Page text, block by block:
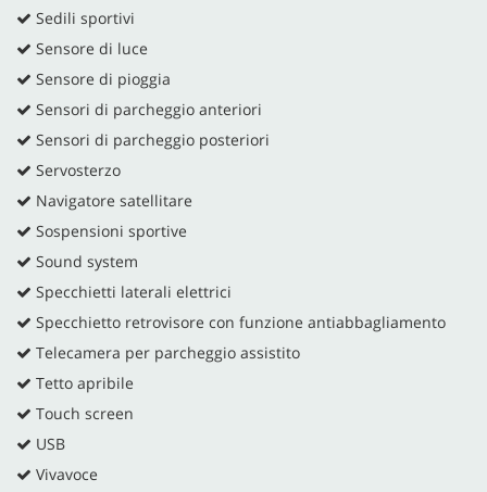
Sedili sportivi
Sensore di luce
Sensore di pioggia
Sensori di parcheggio anteriori
Sensori di parcheggio posteriori
Servosterzo
Navigatore satellitare
Sospensioni sportive
Sound system
Specchietti laterali elettrici
Specchietto retrovisore con funzione antiabbagliamento
Telecamera per parcheggio assistito
Tetto apribile
Touch screen
USB
Vivavoce